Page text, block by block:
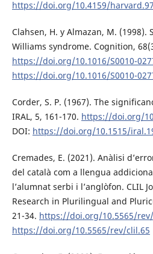
https://doi.org/10.4159/
Clahsen, H. y Almazan, M.
Williams syndrome. Cognition,
https://doi.org/10.1016/S0010-
https://doi.org/10.1016/S0010-
Corder, S. P. (1967). The
IRAL, 5, 161-170. https://doi.org/
DOI: https://doi.org/10.1515/
Cremades, E. (2021). Anàlisi
del català com a llengua
l’alumnat serbi i l’anglòfon. CLIL
Research in Plurilingual and
21-34. https://doi.org/10.5565/
https://doi.org/10.5565/rev/clil.65